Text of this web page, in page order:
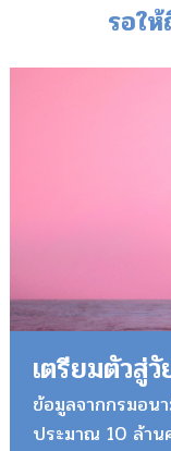
รอใ
เตรียมตัวสู่
ข้อมูลจากกรมอน
ประมาณ 10 ล้าน